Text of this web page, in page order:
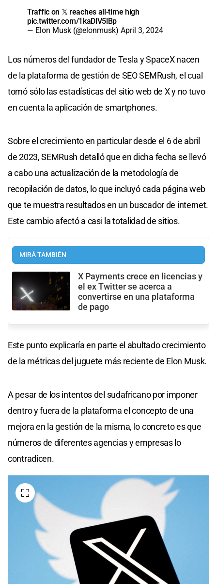
Traffic on 𝕏 reaches all-time high
pic.twitter.com/1kaDlV5lBp
— Elon Musk (@elonmusk) April 3, 2024
Los números del fundador de Tesla y SpaceX nacen
de la plataforma de gestión de SEO SEMRush, el cual
tomó sólo las estadísticas del sitio web de X y no tuvo
en cuenta la aplicación de smartphones.
Sobre el crecimiento en particular desde el 6 de abril
de 2023, SEMRush detalló que en dicha fecha se llevó
a cabo una actualización de la metodología de
recopilación de datos, lo que incluyó cada página web
que te muestra resultados en un buscador de internet.
Este cambio afectó a casi la totalidad de sitios.
MIRÁ TAMBIÉN
X Payments crece en licencias y
el ex Twitter se acerca a
convertirse en una plataforma
de pago
Este punto explicaría en parte el abultado crecimiento
de la métricas del juguete más reciente de Elon Musk.
A pesar de los intentos del sudafricano por imponer
dentro y fuera de la plataforma el concepto de una
mejora en la gestión de la misma, lo concreto es que
números de diferentes agencias y empresas lo
contradicen.